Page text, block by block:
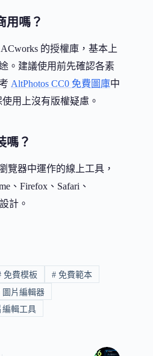
用嗎？
的授權庫，基本上
。建議使用前先確認各素
AltPhotos CC0 免費圖庫中
用上沒有版權疑慮。
嗎？
覽器中運作的線上工具，
、Firefox、Safari、
計。
免費模板 # 免費範本
圖片編輯器
輯工具